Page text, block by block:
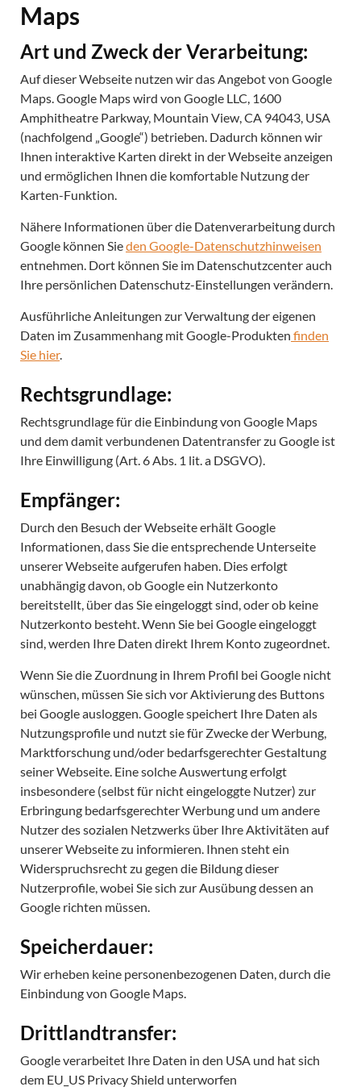
Maps
Art und Zweck der Verarbeitung:
Auf dieser Webseite nutzen wir das Angebot von Google
Maps. Google Maps wird von Google LLC, 1600
Amphitheatre Parkway, Mountain View, CA 94043, USA
(nachfolgend „Google“) betrieben. Dadurch können wir
Ihnen interaktive Karten direkt in der Webseite anzeigen
und ermöglichen Ihnen die komfortable Nutzung der
Karten-Funktion.
Nähere Informationen über die Datenverarbeitung durch
Google können Sieden Google-Datenschutzhinweisen
entnehmen. Dort können Sie im Datenschutzcenter auch
Ihre persönlichen Datenschutz-Einstellungen verändern.
Ausführliche Anleitungen zur Verwaltung der eigenen
Daten im Zusammenhang mit Google-Produkten finden
Sie hier.
Rechtsgrundlage:
Rechtsgrundlage für die Einbindung von Google Maps
und dem damit verbundenen Datentransfer zu Google ist
Ihre Einwilligung (Art. 6 Abs. 1 lit. a DSGVO).
Empfänger:
Durch den Besuch der Webseite erhält Google
Informationen, dass Sie die entsprechende Unterseite
unserer Webseite aufgerufen haben. Dies erfolgt
unabhängig davon, ob Google ein Nutzerkonto
bereitstellt, über das Sie eingeloggt sind, oder ob keine
Nutzerkonto besteht. Wenn Sie bei Google eingeloggt
sind, werden Ihre Daten direkt Ihrem Konto zugeordnet.
Wenn Sie die Zuordnung in Ihrem Profil bei Google nicht
wünschen, müssen Sie sich vor Aktivierung des Buttons
bei Google ausloggen. Google speichert Ihre Daten als
Nutzungsprofile und nutzt sie für Zwecke der Werbung,
Marktforschung und/oder bedarfsgerechter Gestaltung
seiner Webseite. Eine solche Auswertung erfolgt
insbesondere (selbst für nicht eingeloggte Nutzer) zur
Erbringung bedarfsgerechter Werbung und um andere
Nutzer des sozialen Netzwerks über Ihre Aktivitäten auf
unserer Webseite zu informieren. Ihnen steht ein
Widerspruchsrecht zu gegen die Bildung dieser
Nutzerprofile, wobei Sie sich zur Ausübung dessen an
Google richten müssen.
Speicherdauer:
Wir erheben keine personenbezogenen Daten, durch die
Einbindung von Google Maps.
Drittlandtransfer:
Google verarbeitet Ihre Daten in den USA und hat sich
dem EU_US Privacy Shield unterworfen